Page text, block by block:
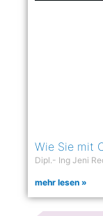
Wie Sie mit
Dipl.- Ing Jeni
mehr lesen »